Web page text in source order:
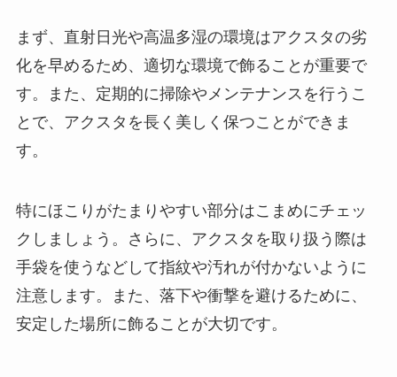
まず、直射日光や高温多湿の環境はアクスタの劣
化を早めるため、適切な環境で飾ることが重要で
す。また、定期的に掃除やメンテナンスを行うこ
とで、アクスタを長く美しく保つことができま
す。
特にほこりがたまりやすい部分はこまめにチェッ
クしましょう。さらに、アクスタを取り扱う際は
手袋を使うなどして指紋や汚れが付かないように
注意します。また、落下や衝撃を避けるために、
安定した場所に飾ることが大切です。